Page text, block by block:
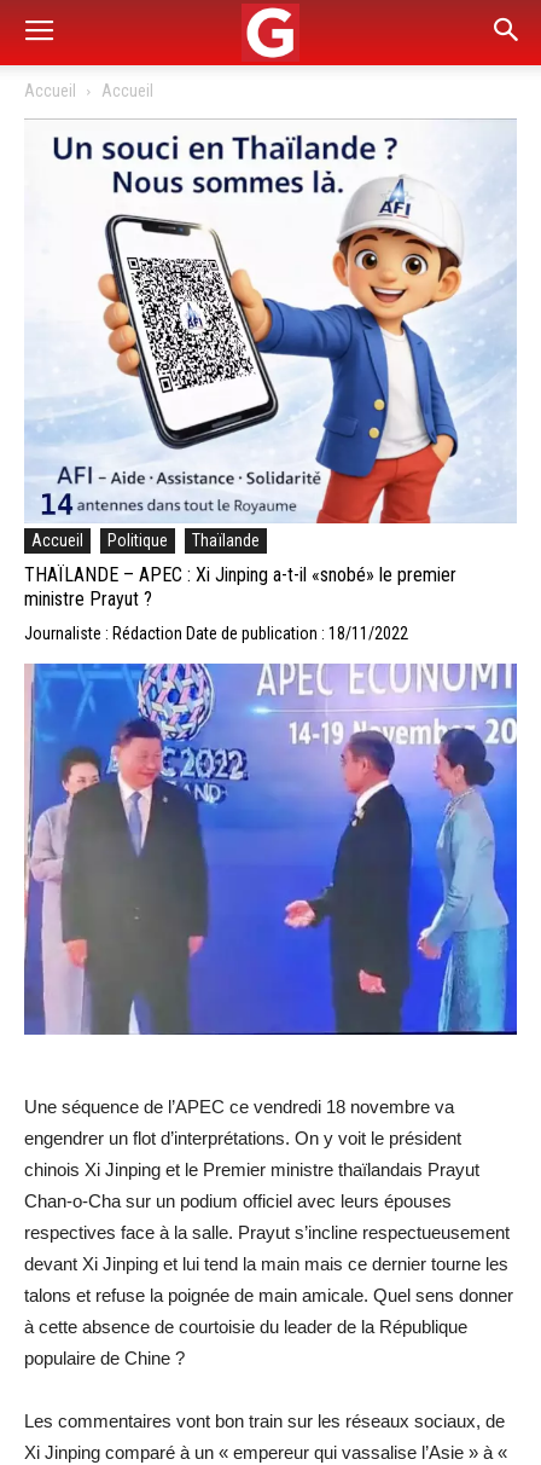
Accueil Accueil
Accueil Politique Thaïlande
THAÏLANDE – APEC : Xi Jinping a-t-il «snobé» le premier
ministre Prayut ?
Journaliste : Rédaction Date de publication : 18/11/2022
Une séquence de l’APEC ce vendredi 18 novembre va
engendrer un flot d’interprétations. On y voit le président
chinois Xi Jinping et le Premier ministre thaïlandais Prayut
Chan-o-Cha sur un podium officiel avec leurs épouses
respectives face à la salle. Prayut s’incline respectueusement
devant Xi Jinping et lui tend la main mais ce dernier tourne les
talons et refuse la poignée de main amicale. Quel sens donner
à cette absence de courtoisie du leader de la République
populaire de Chine ?
Les commentaires vont bon train sur les réseaux sociaux, de
Xi Jinping comparé à un « empereur qui vassalise l’Asie » à «